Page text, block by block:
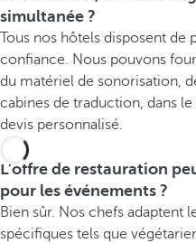
simultanée ?
Tous nos hôtels disposent de
confiance. Nous pouvons
du matériel de sonorisation,
cabines de traduction, dans
devis personnalisé.
L'offre de restauration
pour les événements ?
Bien sûr. Nos chefs adaptent
spécifiques tels que